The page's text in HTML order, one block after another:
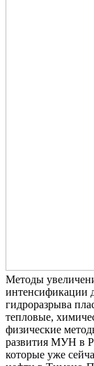
Методы
интенсификации
гидроразрыва
тепловые,
физические
развития МУН в
которые уже